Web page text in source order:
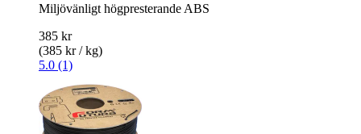
Miljövänligt högpresterande ABS
385 kr
(385 kr / kg)
5.0 (1)